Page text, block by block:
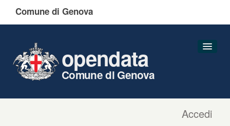
Comune di Genova
Accedi
opendata
Comune di Genova